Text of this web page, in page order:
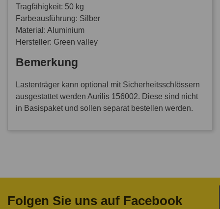
Tragfähigkeit: 50 kg
Farbeausführung: Silber
Material: Aluminium
Hersteller: Green valley
Bemerkung
Lastenträger kann optional mit Sicherheitsschlössern
ausgestattet werden Aurilis 156002. Diese sind nicht
in Basispaket und sollen separat bestellen werden.
Folgen Sie uns auf Facebook